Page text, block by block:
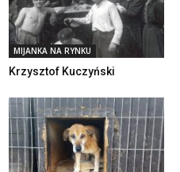
MIJANKA NA RYNKU
Krzysztof Kuczyński